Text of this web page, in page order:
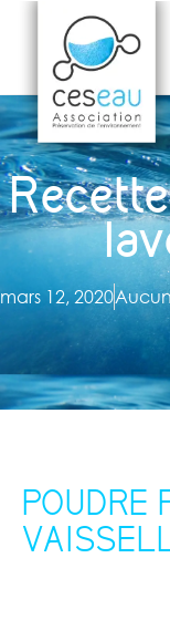
mars 12, 2020
POUDRE